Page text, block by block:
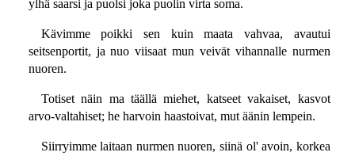
ylhä saarsi ja puolsi joka puolin virta soma.
Kävimme poikki sen kuin maata vahvaa, avautui
seitsenportit, ja nuo viisaat mun veivät vihannalle nurmen
nuoren.
Totiset näin ma täällä miehet, katseet vakaiset, kasvot
arvo-valtahiset; he harvoin haastoivat, mut äänin lempein.
Siirryimme laitaan nurmen nuoren, siinä ol' avoin, korkea